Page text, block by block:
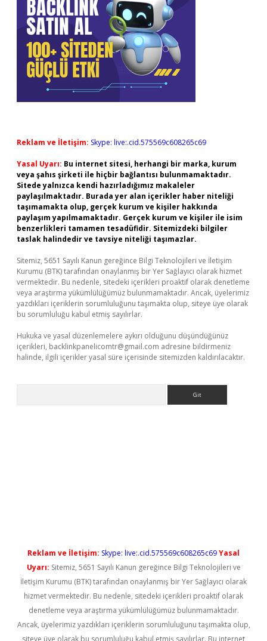
Reklam ve İletişim: Skype: live:.cid.575569c608265c69
Yasal Uyarı: Bu internet sitesi, herhangi bir marka, kurum
veya şahıs şirketi ile hiçbir bağlantısı bulunmamaktadır.
Sitede yalnızca kendi hazırladığımız makaleler
paylaşılmaktadır. Burada yer alan içerikler haber niteliği
taşımamakta olup, gerçek kurum ve kişiler hakkında
paylaşım yapılmamaktadır. Gerçek kurum ve kişiler ile isim
benzerlikleri tamamen tesadüfidir. Sitemizdeki bilgiler
taslak halindedir ve tavsiye niteliği taşımazlar.
Sitemiz, 5651 Sayılı Kanun gereğince Bilgi Teknolojileri ve İletişim
Kurumu (BTK) tarafından onaylanmış bir Yer Sağlayıcı olarak hizmet
vermektedir. Bu nedenle, sitedeki içerikleri proaktif olarak denetleme
veya araştırma yükümlülüğümüz bulunmamaktadır. Ancak, üyelerimiz
yazdıkları içeriklerin sorumluluğunu taşımakta olup, siteye üye olarak
bu sorumluluğu kabul etmiş sayılırlar.
Hukuka ve yasal düzenlemelere aykırı olduğunu düşündüğünüz
içerikleri, backlinkpanelicomtr@gmail.com adresine bildirmeniz
halinde, ilgili içerikler yasal süre içerisinde sitemizden kaldırılacaktır.
Reklam ve İletişim: Skype: live:.cid.575569c608265c69Yasal
Uyarı: Sitemiz, 5651 Sayılı Kanun gereğince Bilgi Teknolojileri ve
İletişim Kurumu (BTK) tarafından onaylanmış bir Yer Sağlayıcı olarak
hizmet vermektedir. Bu nedenle, sitedeki içerikleri proaktif olarak
denetleme veya araştırma yükümlülüğümüz bulunmamaktadır.
Ancak, üyelerimiz yazdıkları içeriklerin sorumluluğunu taşımakta olup,
siteye üye olarak bu sorumluluğu kabul etmiş sayılırlar. Bu internet